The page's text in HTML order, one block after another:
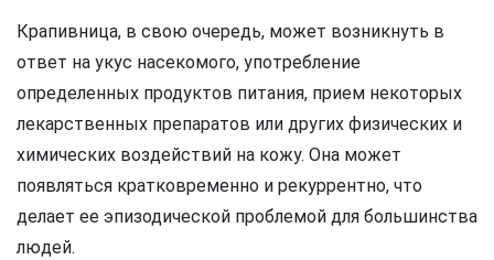
Крапивница, в свою очередь, может возникнуть в
ответ на укус насекомого, употребление
определенных продуктов питания, прием некоторых
лекарственных препаратов или других физических и
химических воздействий на кожу. Она может
появляться кратковременно и рекуррентно, что
делает ее эпизодической проблемой для большинства
людей.